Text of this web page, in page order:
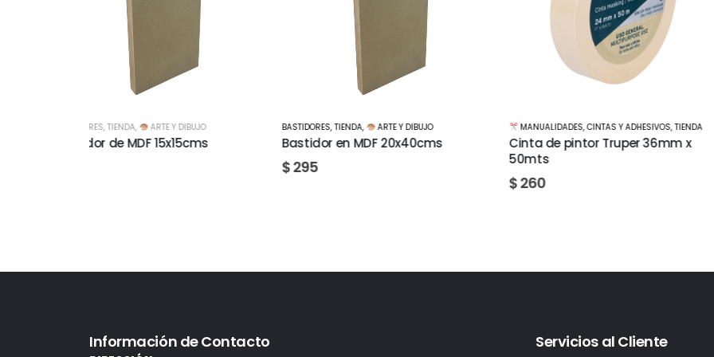
BASTIDORES ,TIENDA, ARTE Y DIBUJO
Bastidor en MDF 20x40cms
MANUALIDADES,CINTAS Y ADHESIVOS TIENDA
Cinta de pintor Truper 36mm x
50mts
MANUALIDADES ,CINTAS Y ADHESIVOS
Cinta Papel doble faz 12mm x
mts
$
Información de Contacto Servicios al Cliente